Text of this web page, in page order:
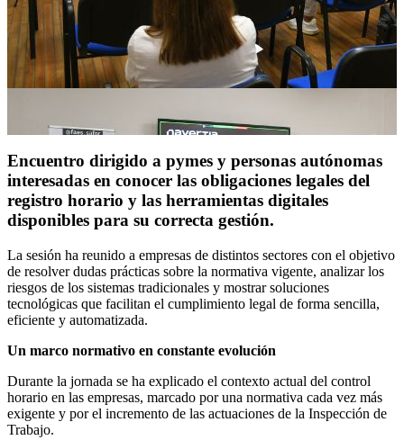
Encuentro dirigido a pymes y personas autónomas
interesadas en conocer las obligaciones legales del
registro horario y las herramientas digitales
disponibles para su correcta gestión.
La sesión ha reunido a empresas de distintos sectores con el objetivo
de resolver dudas prácticas sobre la normativa vigente, analizar los
riesgos de los sistemas tradicionales y mostrar soluciones
tecnológicas que facilitan el cumplimiento legal de forma sencilla,
eficiente y automatizada.
Un marco normativo en constante evolución
Durante la jornada se ha explicado el contexto actual del control
horario en las empresas, marcado por una normativa cada vez más
exigente y por el incremento de las actuaciones de la Inspección de
Trabajo.